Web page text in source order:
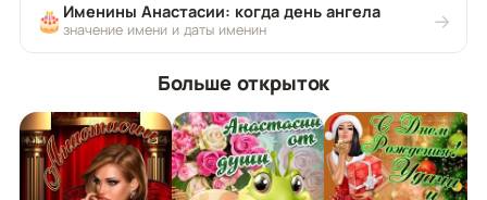
🎂 Именины Анастасии: когда день ангела
значение имени и даты именин →
Больше открыток